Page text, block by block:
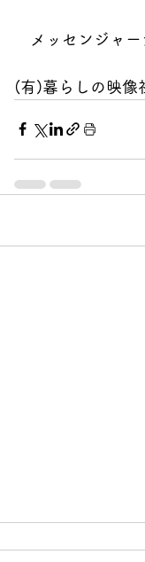
メッセンジャー
(有)暮らしの映像